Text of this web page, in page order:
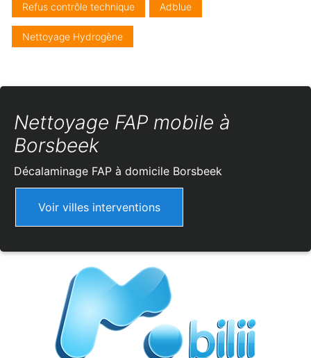
Refus contrôle technique Adblue
Nettoyage Hydrogène
Nettoyage FAP mobile à
Borsbeek
Décalaminage FAP à domicile Borsbeek
Voir villes interventions